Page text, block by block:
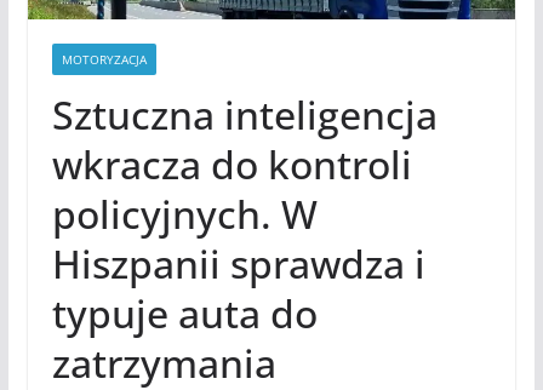
MOTORYZACJA
Sztuczna inteligencja
wkracza do kontroli
policyjnych. W
Hiszpanii sprawdza i
typuje auta do
zatrzymania